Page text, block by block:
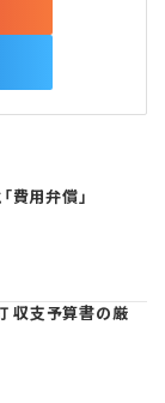
費用弁償」
収支予算書の厳